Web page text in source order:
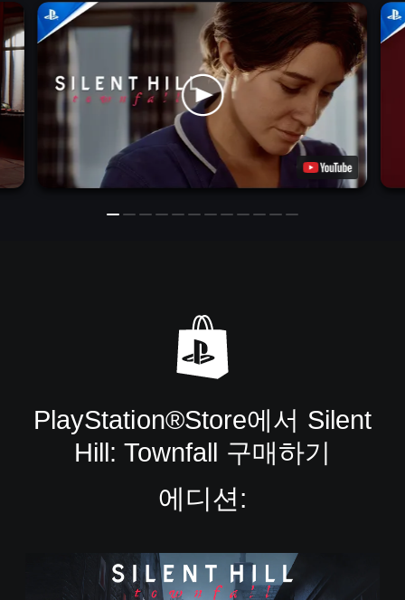
PlayStation®Store에서 Silent
Hill: Townfall 구매하기
에디션: